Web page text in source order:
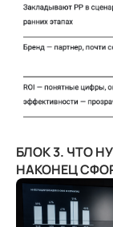
БЛОК 3. ЧТО
НАКОНЕЦ